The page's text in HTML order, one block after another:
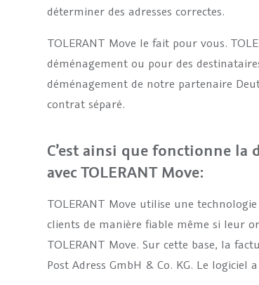
déterminer des adresses correctes.
TOLERANT Move le fait pour vous.
déménagement ou pour des
déménagement de notre partenaire
contrat séparé.
C’est ainsi que fonctionne
avec TOLERANT Move:
TOLERANT Move utilise une
clients de manière fiable même si leur
TOLERANT Move. Sur cette base, la
Post Adress GmbH & Co. KG. Le logiciel